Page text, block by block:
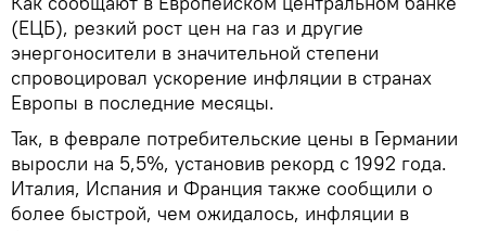
(ЕЦБ), резкий рост цен на газ и другие
энергоносители в значительной степени
спровоцировал ускорение инфляции в странах
Европы в последние месяцы.
Так, в феврале потребительские цены в Германии
выросли на 5,5%, установив рекорд с 1992 года.
Италия, Испания и Франция также сообщили о
более быстрой, чем ожидалось, инфляции в